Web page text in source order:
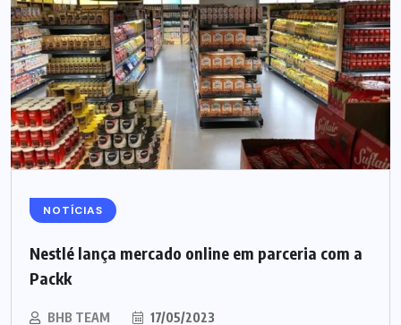
NOTÍCIAS
Nestlé lança mercado online em parceria com a
Packk
BHB TEAM 17/05/2023